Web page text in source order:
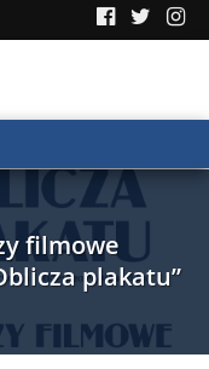
filmowe
plakatu”